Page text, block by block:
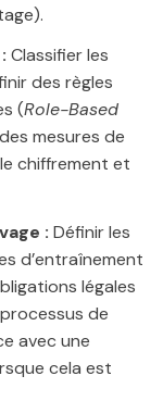
Classifier les
des règles
(Role-Based
mesures de
chiffrement et
: Définir les
d’entraînement
légales
de
avec une
cela est